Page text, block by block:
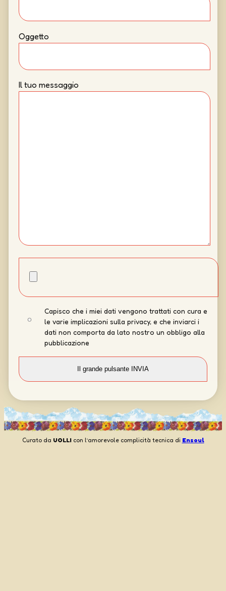
Oggetto
Il tuo messaggio
Capisco che i miei dati vengono trattati con cura e
le varie implicazioni sulla privacy, e che inviarci i
dati non comporta da lato nostro un obbligo alla
pubblicazione
Curato da UOLLIcon l’amorevole complicità tecnica di Ensoul